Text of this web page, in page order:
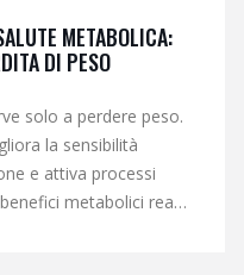
METABOLICA:
DI PESO
solo a perdere peso.
la sensibilità
e attiva processi
metabolici reali,